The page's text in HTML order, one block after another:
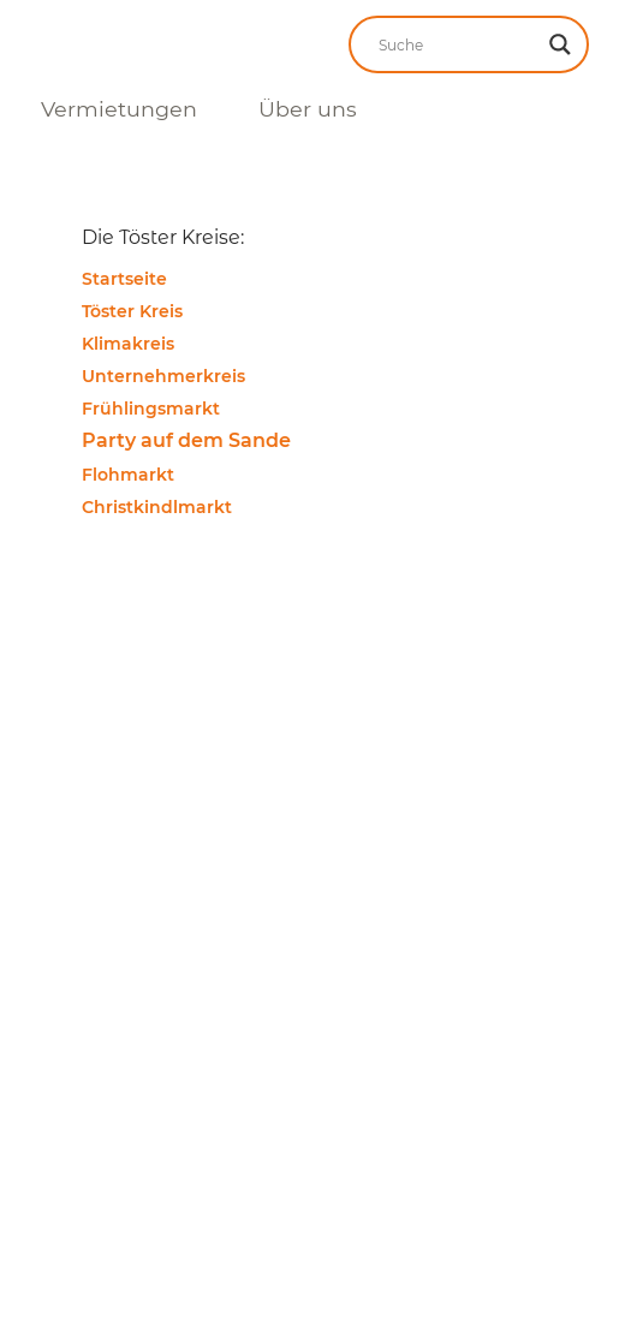
Vermietungen Über uns
Die Töster Kreise:
Startseite
Töster Kreis
Klimakreis
Unternehmerkreis
Frühlingsmarkt
Party auf dem Sande
Flohmarkt
Christkindlmarkt